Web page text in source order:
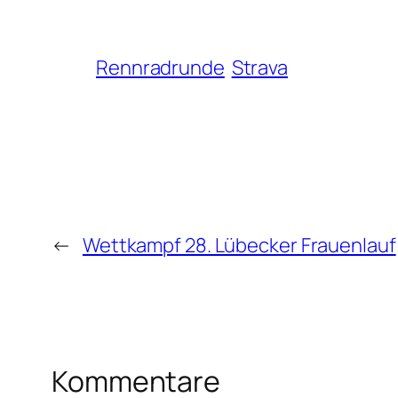
Rennradrunde Strava
← Wettkampf 28. Lübecker Frauenlauf
Kommentare